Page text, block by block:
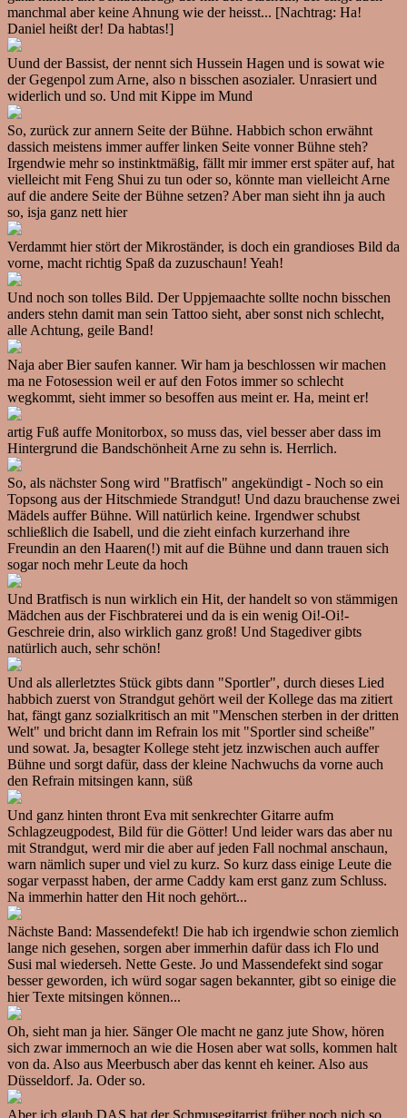
manchmal aber keine Ahnung wie der heisst... [Nachtrag: Ha!
Daniel heißt der! Da habtas!]
Uund der Bassist, der nennt sich Hussein Hagen und is sowat wie
der Gegenpol zum Arne, also n bisschen asozialer. Unrasiert und
widerlich und so. Und mit Kippe im Mund
So, zurück zur annern Seite der Bühne. Habbich schon erwähnt
dassich meistens immer auffer linken Seite vonner Bühne steh?
Irgendwie mehr so instinktmäßig, fällt mir immer erst später auf, hat
vielleicht mit Feng Shui zu tun oder so, könnte man vielleicht Arne
auf die andere Seite der Bühne setzen? Aber man sieht ihn ja auch
so, isja ganz nett hier
Verdammt hier stört der Mikroständer, is doch ein grandioses Bild da
vorne, macht richtig Spaß da zuzuschaun! Yeah!
Und noch son tolles Bild. Der Uppjemaachte sollte nochn bisschen
anders stehn damit man sein Tattoo sieht, aber sonst nich schlecht,
alle Achtung, geile Band!
Naja aber Bier saufen kanner. Wir ham ja beschlossen wir machen
ma ne Fotosession weil er auf den Fotos immer so schlecht
wegkommt, sieht immer so besoffen aus meint er. Ha, meint er!
artig Fuß auffe Monitorbox, so muss das, viel besser aber dass im
Hintergrund die Bandschönheit Arne zu sehn is. Herrlich.
So, als nächster Song wird "Bratfisch" angekündigt - Noch so ein
Topsong aus der Hitschmiede Strandgut! Und dazu brauchense zwei
Mädels auffer Bühne. Will natürlich keine. Irgendwer schubst
schließlich die Isabell, und die zieht einfach kurzerhand ihre
Freundin an den Haaren(!) mit auf die Bühne und dann trauen sich
sogar noch mehr Leute da hoch
Und Bratfisch is nun wirklich ein Hit, der handelt so von stämmigen
Mädchen aus der Fischbraterei und da is ein wenig Oi!-Oi!-
Geschreie drin, also wirklich ganz groß! Und Stagediver gibts
natürlich auch, sehr schön!
Und als allerletztes Stück gibts dann "Sportler", durch dieses Lied
habbich zuerst von Strandgut gehört weil der Kollege das ma zitiert
hat, fängt ganz sozialkritisch an mit "Menschen sterben in der dritten
Welt" und bricht dann im Refrain los mit "Sportler sind scheiße"
und sowat. Ja, besagter Kollege steht jetz inzwischen auch auffer
Bühne und sorgt dafür, dass der kleine Nachwuchs da vorne auch
den Refrain mitsingen kann, süß
Und ganz hinten thront Eva mit senkrechter Gitarre aufm
Schlagzeugpodest, Bild für die Götter! Und leider wars das aber nu
mit Strandgut, werd mir die aber auf jeden Fall nochmal anschaun,
warn nämlich super und viel zu kurz. So kurz dass einige Leute die
sogar verpasst haben, der arme Caddy kam erst ganz zum Schluss.
Na immerhin hatter den Hit noch gehört...
Nächste Band: Massendefekt! Die hab ich irgendwie schon ziemlich
lange nich gesehen, sorgen aber immerhin dafür dass ich Flo und
Susi mal wiederseh. Nette Geste. Jo und Massendefekt sind sogar
besser geworden, ich würd sogar sagen bekannter, gibt so einige die
hier Texte mitsingen können...
Oh, sieht man ja hier. Sänger Ole macht ne ganz jute Show, hören
sich zwar immernoch an wie die Hosen aber wat solls, kommen halt
von da. Also aus Meerbusch aber das kennt eh keiner. Also aus
Düsseldorf. Ja. Oder so.
Aber ich glaub DAS hat der Schmusegitarrist früher noch nich so